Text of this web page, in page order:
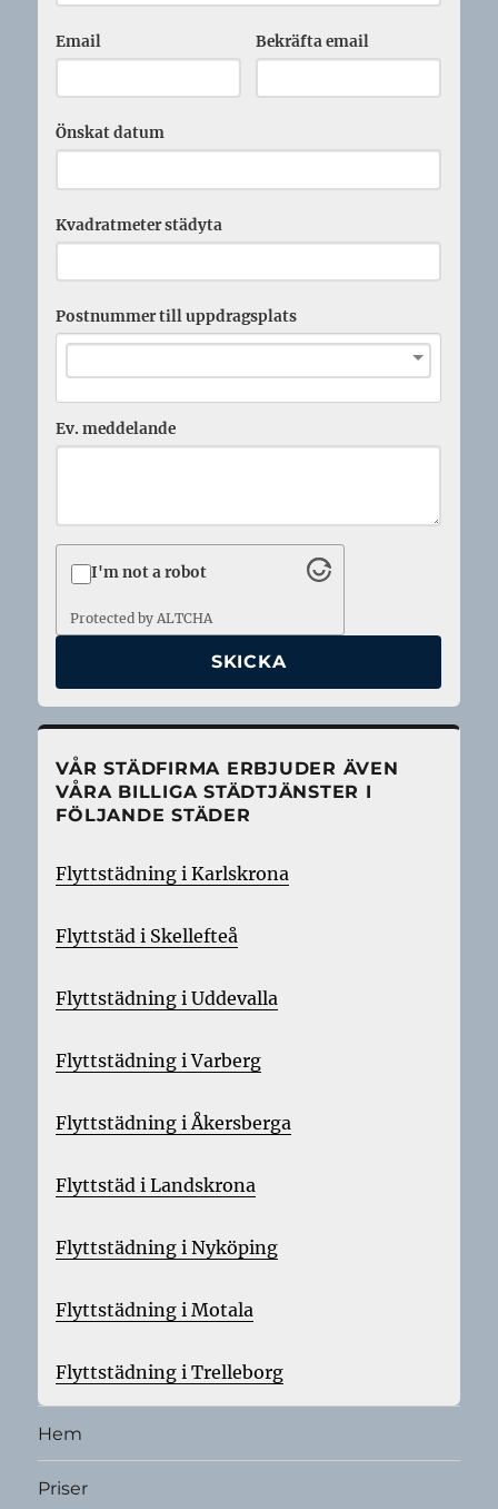
Email Bekräfta email
Önskat datum
Kvadratmeter städyta
Postnummer till uppdragsplats
Ev. meddelande
I'm not a robot
Protected by ALTCHA
VÅR STÄDFIRMA ERBJUDER ÄVEN
VÅRA BILLIGA STÄDTJÄNSTER I
FÖLJANDE STÄDER
Flyttstädning i Karlskrona
Flyttstäd i Skellefteå
Flyttstädning i Uddevalla
Flyttstädning i Varberg
Flyttstädning i Åkersberga
Flyttstäd i Landskrona
Flyttstädning i Nyköping
Flyttstädning i Motala
Flyttstädning i Trelleborg
Hem
Priser